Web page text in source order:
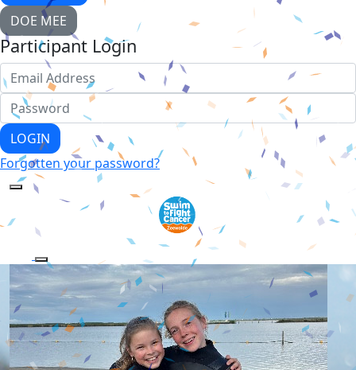
DOE MEE
Participant Login
LOGIN
Forgotten your password?